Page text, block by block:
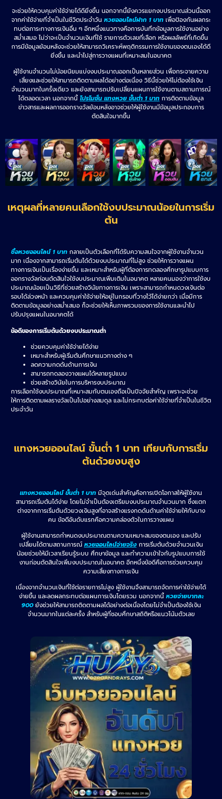
จะช่วยให้ควบคุมค่าใช้จ่ายได้ดียิ่งขึ้น นอกจากนี้ยังควรแยกงบประมาณส่วนนี้ออก
จากค่าใช้จ่ายที่จำเป็นในชีวิตประจำวัน หวยออนไลน์ฝาก 1 บาท เพื่อป้องกันผลกระ
ทบต่อภาระทางการเงินอื่น ๆ อีกหนึ่งแนวทางคือการบันทึกข้อมูลการใช้งานอย่าง
สม่ำเสมอ ไม่ว่าจะเป็นจำนวนเงินที่ใช้ รายการตัวเลขที่เลือก หรือผลลัพธ์ที่เกิดขึ้น
การมีข้อมูลย้อนหลังจะช่วยให้สามารถวิเคราะห์พฤติกรรมการใช้งานของตนเองได้ดี
ยิ่งขึ้น และนำไปสู่การวางแผนที่เหมาะสมในอนาคต
ผู้ใช้งานจำนวนไม่น้อยนิยมแบ่งงบประมาณออกเป็นหลายส่วน เพื่อกระจายความ
เสี่ยงและช่วยให้สามารถติดตามผลได้อย่างต่อเนื่อง วิธีนี้ช่วยให้ไม่ต้องใช้เงิน
จำนวนมากในครั้งเดียว และยังสามารถปรับเปลี่ยนแผนการใช้งานตามสถานการณ์
ได้ตลอดเวลา นอกจากนี้ โปรโมชั่น แทงหวย ขั้นต่ำ 1 บาท การติดตามข้อมูล
ข่าวสารและผลการออกรางวัลย้อนหลังอาจช่วยให้ผู้ใช้งานมีข้อมูลประกอบการ
ตัดสินใจมากขึ้น
เหตุผลที่หลายคนเลือกใช้งบประมาณน้อยในการเริ่ม
ต้น
ซื้อหวยออนไลน์ 1 บาท กลายเป็นตัวเลือกที่ได้รับความสนใจจากผู้ใช้งานจำนวน
มาก เนื่องจากสามารถเริ่มต้นได้ด้วยงบประมาณที่ไม่สูง ช่วยให้การวางแผน
ทางการเงินเป็นเรื่องง่ายขึ้น และเหมาะสำหรับผู้ที่ต้องการทดลองศึกษารูปแบบการ
ออกรางวัลก่อนตัดสินใจใช้งบประมาณเพิ่มเติมในอนาคต หลายคนมองว่าการใช้งบ
ประมาณน้อยเป็นวิธีที่ช่วยสร้างวินัยทางการเงิน เพราะสามารถกำหนดวงเงินต่อ
รอบได้ล่วงหน้า และควบคุมค่าใช้จ่ายให้อยู่ในกรอบที่วางไว้ได้ง่ายกว่า เมื่อมีการ
ติดตามข้อมูลอย่างสม่ำเสมอ ก็จะช่วยให้เห็นภาพรวมของการใช้งานและนำไป
ปรับปรุงแผนในอนาคตได้
ข้อดีของการเริ่มต้นด้วยงบประมาณต่ำ
ช่วยควบคุมค่าใช้จ่ายได้ง่าย
เหมาะสำหรับผู้เริ่มต้นศึกษาแนวทางต่าง ๆ
ลดความกดดันด้านการเงิน
สามารถทดลองวางแผนได้หลายรูปแบบ
ช่วยสร้างวินัยในการบริหารงบประมาณ
การเลือกใช้งบประมาณที่เหมาะสมกับตนเองถือเป็นปัจจัยสำคัญ เพราะจะช่วย
ให้การติดตามผลรางวัลเป็นไปอย่างสมดุล และไม่กระทบต่อค่าใช้จ่ายที่จำเป็นในชีวิต
ประจำวัน
แทงหวยออนไลน์ ขั้นต่ำ 1 บาท เทียบกับการเริ่ม
ต้นด้วยงบสูง
แทงหวยออนไลน์ ขั้นต่ำ 1 บาท มีจุดเด่นสำคัญคือการเปิดโอกาสให้ผู้ใช้งาน
สามารถเริ่มต้นได้ง่าย โดยไม่จำเป็นต้องเตรียมงบประมาณจำนวนมาก ซึ่งแตก
ต่างจากการเริ่มต้นด้วยวงเงินสูงที่อาจสร้างแรงกดดันด้านค่าใช้จ่ายให้กับบาง
คน ข้อดีอันดับแรกคือความคล่องตัวในการวางแผน
ผู้ใช้งานสามารถกำหนดงบประมาณตามความเหมาะสมของตนเอง และปรับ
เปลี่ยนได้ตามสถานการณ์ หวยออนไลน์จ่ายจริงการเริ่มต้นด้วยจำนวนเงิน
น้อยช่วยให้มีเวลาเรียนรู้ระบบ ศึกษาข้อมูล และทำความเข้าใจกับรูปแบบการใช้
งานก่อนตัดสินใจเพิ่มงบประมาณในอนาคต อีกหนึ่งข้อดีคือการช่วยควบคุม
ความเสี่ยงทางการเงิน
เนื่องจากจำนวนเงินที่ใช้ต่อรายการไม่สูง ผู้ใช้งานจึงสามารถจัดการค่าใช้จ่ายได้
ง่ายขึ้น และลดผลกระทบต่อแผนการเงินโดยรวม นอกจากนี้ หวยจ่ายบาทละ
900ยังช่วยให้สามารถติดตามผลได้อย่างต่อเนื่องโดยไม่จำเป็นต้องใช้เงิน
จำนวนมากในแต่ละครั้ง สำหรับผู้ที่ชอบศึกษาสถิติหรือแนวโน้มตัวเลข